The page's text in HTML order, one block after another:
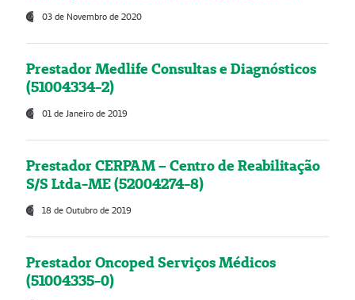
03 de Novembro de 2020
Prestador Medlife Consultas e Diagnósticos
(51004334-2)
01 de Janeiro de 2019
Prestador CERPAM – Centro de Reabilitação
S/S Ltda-ME (52004274-8)
18 de Outubro de 2019
Prestador Oncoped Serviços Médicos
(51004335-0)